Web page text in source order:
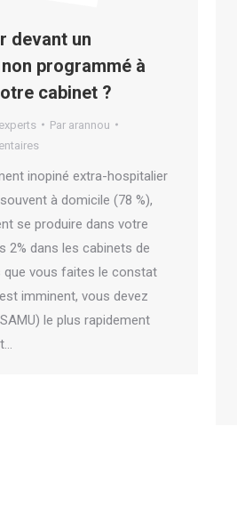
devant un
programmé à
cabinet ?
Par arannou
inopiné extra-hospitalier
à domicile (78 %),
se produire dans votre
2% dans les cabinets de
que vous faites le constat
imminent, vous devez
le plus rapidement